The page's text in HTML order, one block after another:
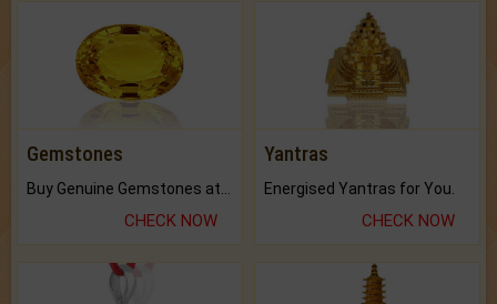
Gemstones
CHECK NOW
Yantras
Energised Yantras for You.
CHECK NOW